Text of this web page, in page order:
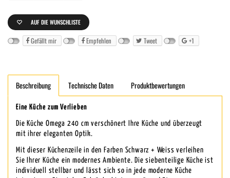
AUF DIE WUNSCHLISTE
Gefällt mir Empfehlen Tweet +1
Beschreibung Technische Daten Produktbewertungen
Eine Küche zum Verlieben
Die Küche Omega 240 cm verschönert Ihre Küche und überzeugt
mit ihrer eleganten Optik.
Mit dieser Küchenzeile in den Farben Schwarz + Weiss verleihen
Sie Ihrer Küche ein modernes Ambiente. Die siebenteilige Küche ist
individuell stellbar und lässt sich so in jede moderne Küche